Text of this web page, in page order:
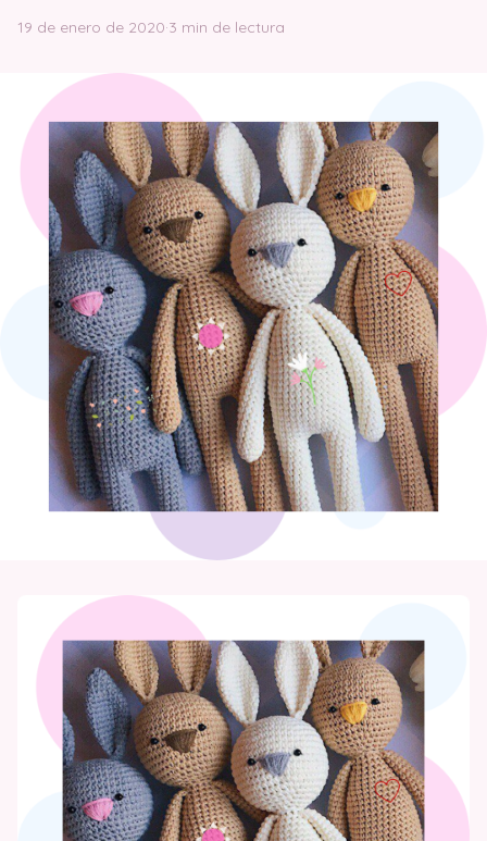
19 de enero de 2020·3 min de lectura